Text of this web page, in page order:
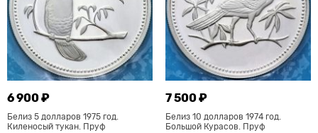
6 900 ₽
Белиз 5 долларов 1975 год.
Киленосый тукан. Пруф
7 500 ₽
Белиз 10 долларов 1974 год.
Большой Курасов. Пруф